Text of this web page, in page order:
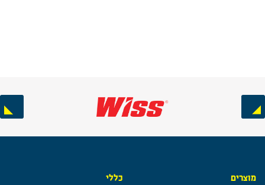
Previous
Next
מוצרים
כללי